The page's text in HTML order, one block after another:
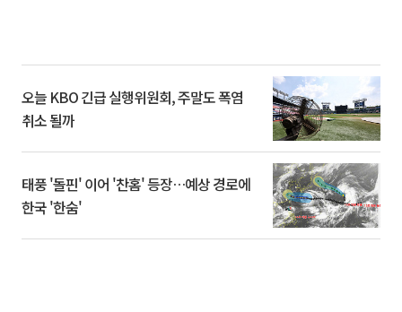
오늘 KBO 긴급 실행위원회, 주말도 폭염
취소 될까
태풍 '돌핀' 이어 '찬홈' 등장…예상 경로에
한국 '한숨'